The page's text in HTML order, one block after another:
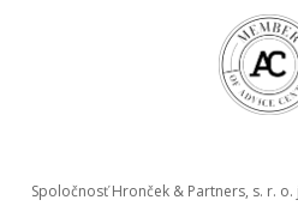
Spoločnosť Hronček & Partners, s. r.